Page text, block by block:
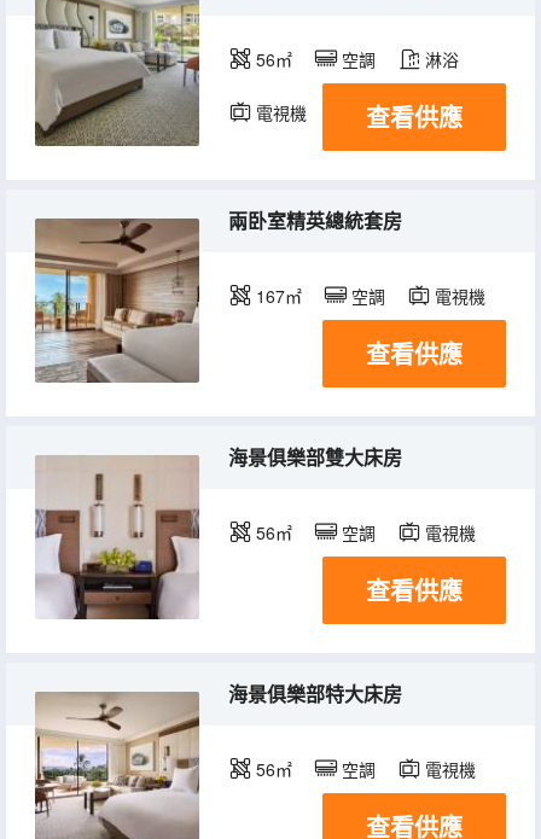
56㎡ 空調 淋浴
電視機 查看供應
兩卧室精英總統套房
167㎡ 空調 電視機
查看供應
海景俱樂部雙大床房
56㎡ 空調 電視機
查看供應
海景俱樂部特大床房
56㎡ 空調 電視機
查看供應